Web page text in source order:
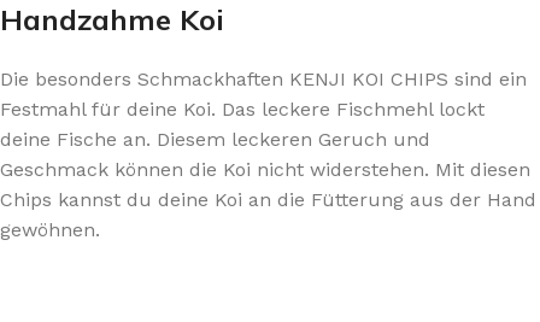
Handzahme Koi
Die besonders Schmackhaften KENJI KOI CHIPS sind ein
Festmahl für deine Koi. Das leckere Fischmehl lockt
deine Fische an. Diesem leckeren Geruch und
Geschmack können die Koi nicht widerstehen. Mit diesen
Chips kannst du deine Koi an die Fütterung aus der Hand
gewöhnen.